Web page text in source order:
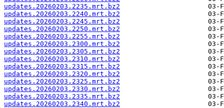
updates.20260203.2235.mrt.bz2
updates.20260203.2240.mrt.bz2
updates.20260203.2245.mrt.bz2
updates.20260203.2250.mrt.bz2
updates.20260203.2255.mrt.bz2
updates.20260203.2300.mrt.bz2
updates.20260203.2305.mrt.bz2
updates.20260203.2310.mrt.bz2
updates.20260203.2315.mrt.bz2
updates.20260203.2320.mrt.bz2
updates.20260203.2325.mrt.bz2
updates.20260203.2330.mrt.bz2
updates.20260203.2335.mrt.bz2
updates.20260203.2340.mrt.bz2